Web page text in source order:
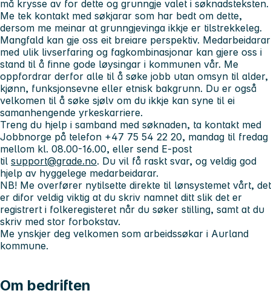
må krysse av for dette og grunngje valet i søknadsteksten.
Me tek kontakt med søkjarar som har bedt om dette,
dersom me meinar at grunngjevinga ikkje er tilstrekkeleg.
Mangfald kan gje oss eit breiare perspektiv. Medarbeidarar
med ulik livserfaring og fagkombinasjonar kan gjere oss i
stand til å finne gode løysingar i kommunen vår. Me
oppfordrar derfor alle til å søke jobb utan omsyn til alder,
kjønn, funksjonsevne eller etnisk bakgrunn. Du er også
velkomen til å søke sjølv om du ikkje kan syne til ei
samanhengende yrkeskarriere.
Treng du hjelp i samband med søknaden, ta kontakt med
Jobbnorge på telefon +47 75 54 22 20, mandag til fredag
mellom kl. 08.00-16.00, eller send E-post
til support@grade.no. Du vil få raskt svar, og veldig god
hjelp av hyggelege medarbeidarar.
NB! Me overfører nytilsette direkte til lønsystemet vårt, det
er difor veldig viktig at du skriv namnet ditt slik det er
registrert i folkeregisteret når du søker stilling, samt at du
skriv med stor forbokstav.
Me ynskjer deg velkomen som arbeidssøkar i Aurland
kommune.
Om bedriften